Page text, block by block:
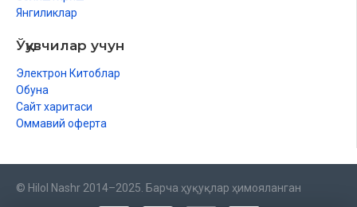
Янгиликлар
Ўқувчилар учун
Электрон Китоблар
Обуна
Сайт харитаси
Оммавий оферта
© Hilol Nashr 2014–2025. Барча ҳуқуқлар ҳимояланган